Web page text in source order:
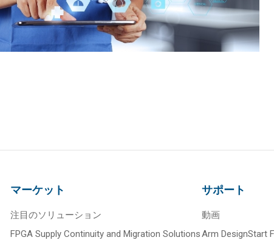
マーケット
注目のソリューション
FPGA Supply Continuity and Migration Solutions
サポート
動画
Arm DesignStart